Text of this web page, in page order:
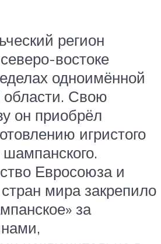
регион
востоке
одноимённой
области. Свою
он приобрёл
игристого
Евросоюза и
мира закрепило
за